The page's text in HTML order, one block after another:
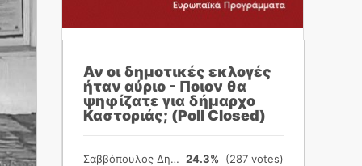
Αν οι δημοτικές εκλογές
ήταν αύριο - Ποιον θα
ψηφίζατε για δήμαρχο
Καστοριάς; (Poll Closed)
Σαββόπουλος Δημήτρης 24.3% (287 votes)